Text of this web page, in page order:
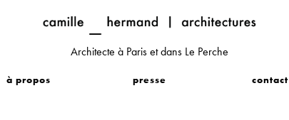
Architecte à Paris et dans Le Perche
à propos presse contact